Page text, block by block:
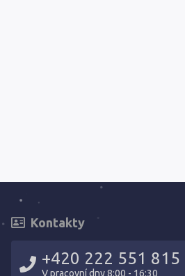
Kontakty
+420 222 551 815
V pracovní dny 8:00 - 16:30